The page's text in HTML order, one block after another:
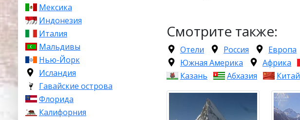
Мексика
Индонезия
Италия
Мальдивы
Нью-Йорк
Исландия
Гавайские острова
Флорида
Калифорния
Смотрите также:
Отели Россия Европа
Южная Америка
Африка
Казань
Абхазия Китай